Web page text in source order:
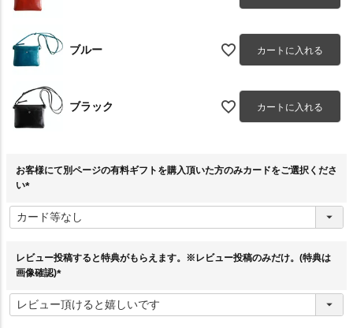
ブルー カートに入れる
ブラック カートに入れる
お客様にて別ページの有料ギフトを購入頂いた方のみカードをご選択くださ
い
必
須
レビュー投稿すると特典がもらえます。※レビュー投稿のみだけ。(特典は
画像確認)
必
須